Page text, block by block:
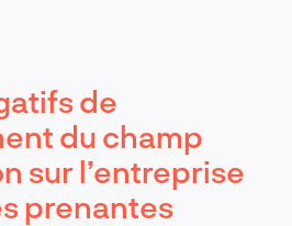
de
du champ
sur l’entreprise
prenantes